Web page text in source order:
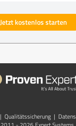
Jetzt kostenlos starten
| Qualitätssicherung |